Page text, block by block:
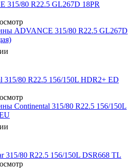
ADVANCE 315/80 R22.5 GL267D
Continental 315/80 R22.5 156/150L